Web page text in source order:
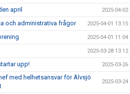
april 2025-04-02
och administrativa frågor 2025-04-01 13:15
2025-04-01 11:04
2025-03-28 13:12
upp! 2025-03-26
med helhetsansvar för Älvsjö
2025-03-24